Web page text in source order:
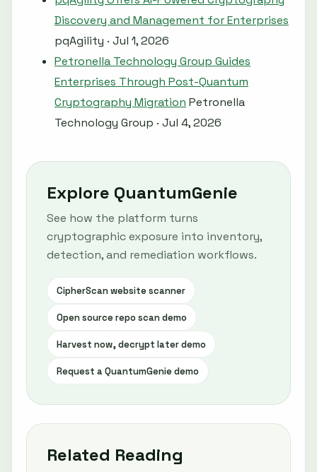
Discovery and Management for Enterprises
pqAgility · Jul 1, 2026
Petronella Technology Group Guides
Enterprises Through Post-Quantum
Cryptography Migration Petronella
Technology Group · Jul 4, 2026
Explore QuantumGenie
See how the platform turns
cryptographic exposure into inventory,
detection, and remediation workflows.
CipherScan website scanner
Open source repo scan demo
Harvest now, decrypt later demo
Request a QuantumGenie demo
Related Reading